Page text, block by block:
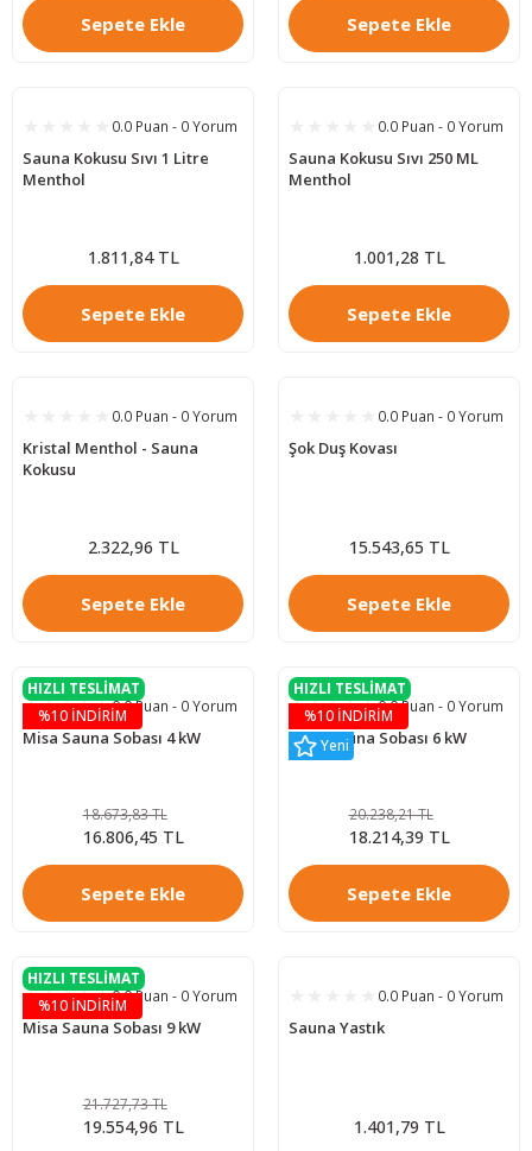
Sepete Ekle Sepete Ekle
0.0 Puan - 0 Yorum
Sauna Kokusu Sıvı 1 Litre
Menthol
1.811,84 TL
Sepete Ekle
0.0 Puan - 0 Yorum
Sauna Kokusu Sıvı 250 ML
Menthol
1.001,28 TL
Sepete Ekle
0.0 Puan - 0 Yorum
Kristal Menthol - Sauna
Kokusu
2.322,96 TL
Sepete Ekle
0.0 Puan - 0 Yorum
Şok Duş Kovası
15.543,65 TL
Sepete Ekle
HIZLI TESLİMAT
%10 İNDİRİM
0.0 Puan - 0 Yorum
Misa Sauna Sobası 4 kW
18.673,83 TL
16.806,45 TL
Sepete Ekle
HIZLI TESLİMAT
%10 İNDİRİM
Yeni
0.0 Puan - 0 Yorum
Misa Sauna Sobası 6 kW
20.238,21 TL
18.214,39 TL
Sepete Ekle
HIZLI TESLİMAT
%10 İNDİRİM
0.0 Puan - 0 Yorum
Misa Sauna Sobası 9 kW
21.727,73 TL
19.554,96 TL
0.0 Puan - 0 Yorum
Sauna Yastık
1.401,79 TL